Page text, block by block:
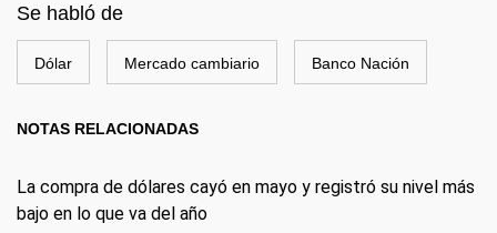
Se habló de
Dólar Mercado cambiario Banco Nación
NOTAS RELACIONADAS
La compra de dólares cayó en mayo y registró su nivel más
bajo en lo que va del año